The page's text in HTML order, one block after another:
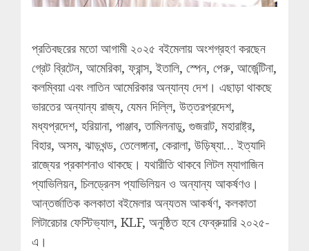
প্রতিবছরের মতো আগামী ২০২৫ বইমেলায় অংশগ্রহণ করছেন
গ্রেট ব্রিটেন, আমেরিকা, ফ্রান্স, ইতালি, স্পেন, পেরু, আর্জেন্টিনা,
কলম্বিয়া এবং লাতিন আমেরিকার অন্যান্য দেশ। এছাড়া থাকছে
ভারতের অন্যান্য রাজ্য, যেমন দিল্লি, উত্তরপ্রদেশ,
মধ্যপ্রদেশ, হরিয়ানা, পাঞ্জাব, তামিলনাডু, গুজরাট, মহারাষ্ট্র,
বিহার, অসম, ঝাড়খন্ড, তেলেঙ্গানা, কেরালা, উড়িষ্যা… ইত্যাদি
রাজ্যের প্রকাশনাও থাকছে। যথারীতি থাকবে লিটল ম্যাগাজিন
প্যাভিলিয়ন, চিলড্রেনস প্যাভিলিয়ন ও অন্যান্য আকর্ষণও।
আন্তর্জাতিক কলকাতা বইমেলার অন্যতম আকর্ষণ, কলকাতা
লিটারেচার ফেস্টিভ্যাল, KLF, অনুষ্ঠিত হবে ফেব্রুয়ারি ২০২৫-
এ।